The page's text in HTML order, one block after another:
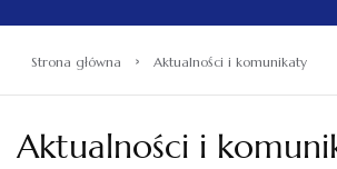
Strona główna › Aktualności i komunikaty
Aktualności i